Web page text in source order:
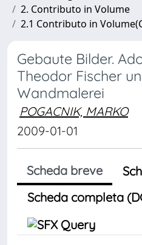
2. Contributo in Volume
2.1 Contributo in
Gebaute Bilder.
Theodor Fischer
Wandmalerei
POGACNIK, MARKO
2009-01-01
Scheda breve
Scheda completa